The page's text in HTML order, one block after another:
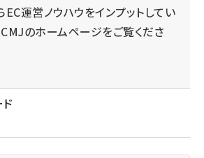
運営ノウハウをインプットしてい
のホームページをご覧くださ